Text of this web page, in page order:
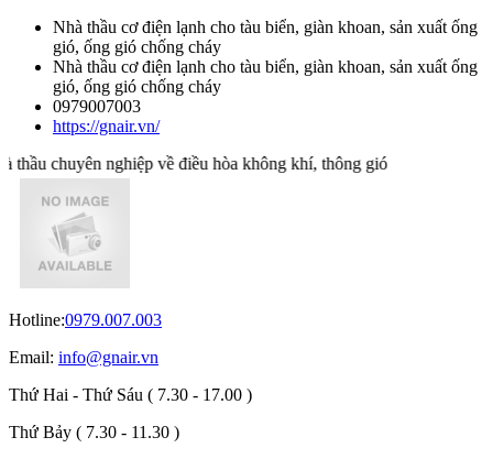
Nhà thầu cơ điện lạnh cho tàu biển, giàn khoan, sản xuất ống
gió, ống gió chống cháy
Nhà thầu cơ điện lạnh cho tàu biển, giàn khoan, sản xuất ống
gió, ống gió chống cháy
0979007003
https://gnair.vn/
chuyên nghiệp về điều hòa không khí, thông gió
Hotline:0979.007.003
Email: info@gnair.vn
Thứ Hai - Thứ Sáu ( 7.30 - 17.00 )
Thứ Bảy ( 7.30 - 11.30 )